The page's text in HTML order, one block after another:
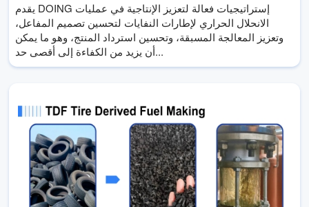
يقدم DOING إستراتيجيات فعالة لتعزيز الإنتاجية في عمليات
الانحلال الحراري لإطارات النفايات لتحسين تصميم المفاعل،
وتعزيز المعالجة المسبقة، وتحسين استرداد المنتج، وهو ما يمكن
أن يزيد من الكفاءة إلى أقصى حد...